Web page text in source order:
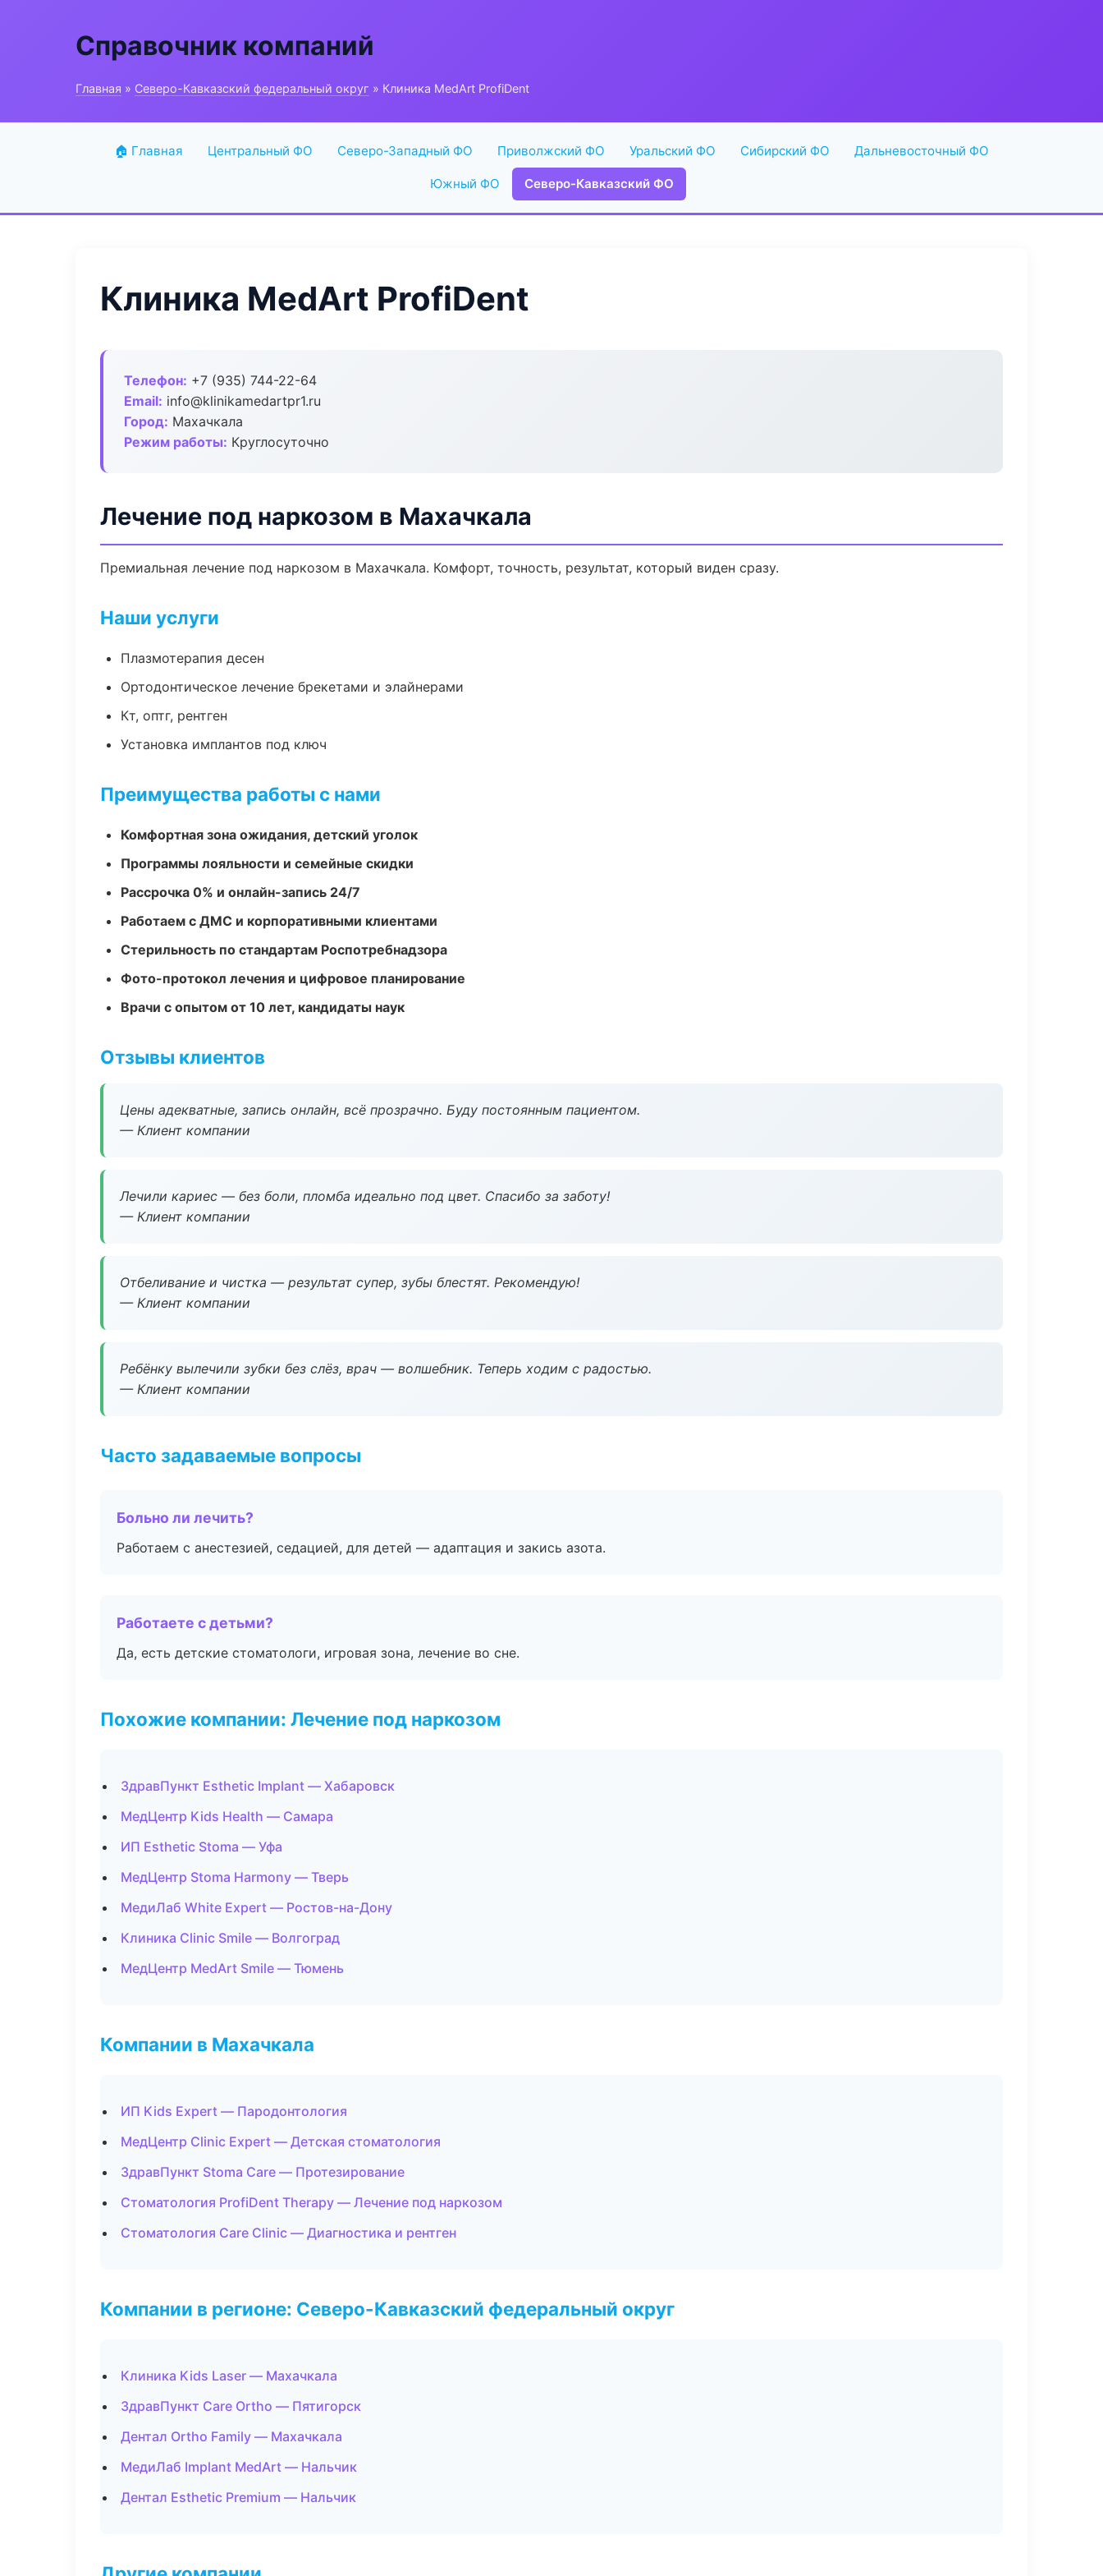
Справочник компаний
Главная » Северо-Кавказский федеральный округ » Клиника MedArt ProfiDent
🏠 Главная Центральный ФО Северо-Западный ФО Приволжский ФО Уральский ФО Сибирский ФО Дальневосточный ФО
Южный ФО Северо-Кавказский ФО
Клиника MedArt ProfiDent
Телефон: +7 (935) 744-22-64
Email: info@klinikamedartpr1.ru
Город: Махачкала
Режим работы: Круглосуточно
Лечение под наркозом в Махачкала
Премиальная лечение под наркозом в Махачкала. Комфорт, точность, результат, который виден сразу.
Наши услуги
Плазмотерапия десен
Ортодонтическое лечение брекетами и элайнерами
Кт, оптг, рентген
Установка имплантов под ключ
Преимущества работы с нами
Комфортная зона ожидания, детский уголок
Программы лояльности и семейные скидки
Рассрочка 0% и онлайн-запись 24/7
Работаем с ДМС и корпоративными клиентами
Стерильность по стандартам Роспотребнадзора
Фото-протокол лечения и цифровое планирование
Врачи с опытом от 10 лет, кандидаты наук
Отзывы клиентов
Цены адекватные, запись онлайн, всё прозрачно. Буду постоянным пациентом.
— Клиент компании
Лечили кариес — без боли, пломба идеально под цвет. Спасибо за заботу!
— Клиент компании
Отбеливание и чистка — результат супер, зубы блестят. Рекомендую!
— Клиент компании
Ребёнку вылечили зубки без слёз, врач — волшебник. Теперь ходим с радостью.
— Клиент компании
Часто задаваемые вопросы
Больно ли лечить?
Работаем с анестезией, седацией, для детей — адаптация и закись азота.
Работаете с детьми?
Да, есть детские стоматологи, игровая зона, лечение во сне.
Похожие компании: Лечение под наркозом
ЗдравПункт Esthetic Implant — Хабаровск
МедЦентр Kids Health — Самара
ИП Esthetic Stoma — Уфа
МедЦентр Stoma Harmony — Тверь
МедиЛаб White Expert — Ростов-на-Дону
Клиника Clinic Smile — Волгоград
МедЦентр MedArt Smile — Тюмень
Компании в Махачкала
ИП Kids Expert — Пародонтология
МедЦентр Clinic Expert — Детская стоматология
ЗдравПункт Stoma Care — Протезирование
Стоматология ProfiDent Therapy — Лечение под наркозом
Стоматология Care Clinic — Диагностика и рентген
Компании в регионе: Северо-Кавказский федеральный округ
Клиника Kids Laser — Махачкала
ЗдравПункт Care Ortho — Пятигорск
Дентал Ortho Family — Махачкала
МедиЛаб Implant MedArt — Нальчик
Дентал Esthetic Premium — Нальчик